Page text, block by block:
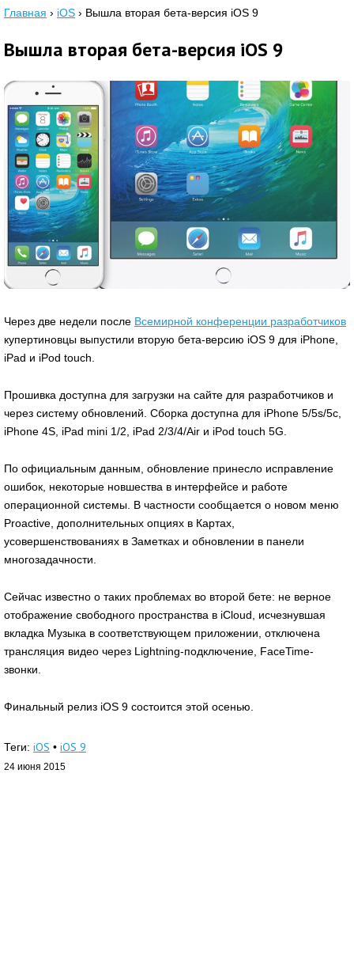
Главная › iOS › Вышла вторая бета-версия iOS 9
Вышла вторая бета-версия iOS 9
Через две недели после Всемирной конференции разработчиков
купертиновцы выпустили вторую бета-версию iOS 9 для iPhone,
iPad и iPod touch.
Прошивка доступна для загрузки на сайте для разработчиков и
через систему обновлений. Сборка доступна для iPhone 5/5s/5c,
iPhone 4S, iPad mini 1/2, iPad 2/3/4/Air и iPod touch 5G.
По официальным данным, обновление принесло исправление
ошибок, некоторые новшества в интерфейсе и работе
операционной системы. В частности сообщается о новом меню
Proactive, дополнительных опциях в Картах,
усовершенствованиях в Заметках и обновлении в панели
многозадачности.
Сейчас известно о таких проблемах во второй бете: не верное
отображение свободного пространства в iCloud, исчезнувшая
вкладка Музыка в соответствующем приложении, отключена
трансляция видео через Lightning-подключение, FaceTime-
звонки.
Финальный релиз iOS 9 состоится этой осенью.
Теги: iOS • iOS 9
24 июня 2015